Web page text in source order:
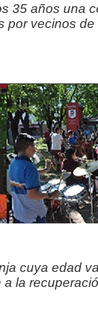
35 años una
por vecinos
cuya edad
la